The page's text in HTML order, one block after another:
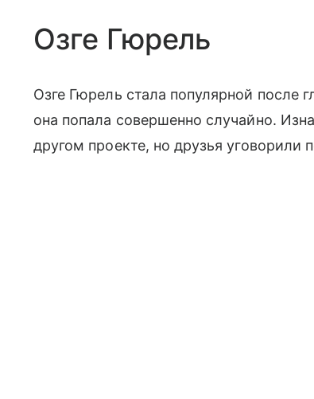
Озге Гюрель
Озге Гюрель стала популярной после
она попала совершенно случайно.
другом проекте, но друзья уговорили